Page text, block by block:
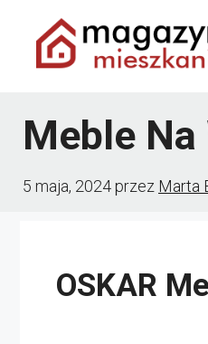
Meble
5 maja, 2024przez Marta
OSKAR